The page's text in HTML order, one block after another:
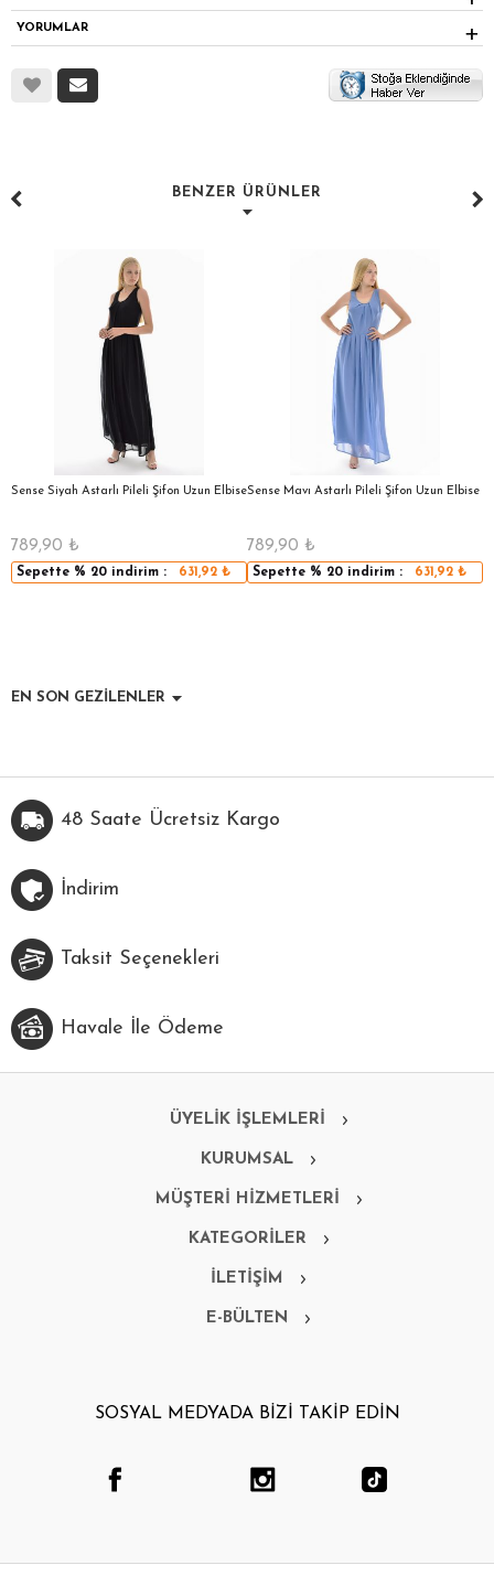
YORUMLAR
BENZER ÜRÜNLER
Sense Siyah Astarlı Pileli Şifon Uzun Elbise
789,90 ₺
Sepette % 20 indirim : 631,92₺
Sense Mavı Astarlı Pileli Şifon Uzun Elbise
789,90 ₺
Sepette % 20 indirim : 631,92₺
EN SON GEZİLENLER
48 Saate Ücretsiz Kargo
İndirim
Taksit Seçenekleri
Havale İle Ödeme
ÜYELİK İŞLEMLERİ
KURUMSAL
MÜŞTERİ HİZMETLERİ
KATEGORİLER
İLETİŞİM
E-BÜLTEN
SOSYAL MEDYADA BİZİ TAKİP EDİN